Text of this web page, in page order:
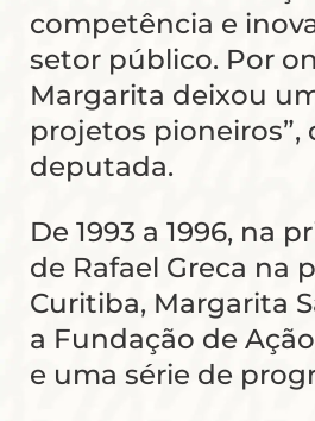
competência e
setor público. Por
Margarita deixou
projetos pioneiros”,
deputada.
De 1993 a 1996, na
de Rafael Greca na
Curitiba, Margarita
a Fundação de
e uma série de